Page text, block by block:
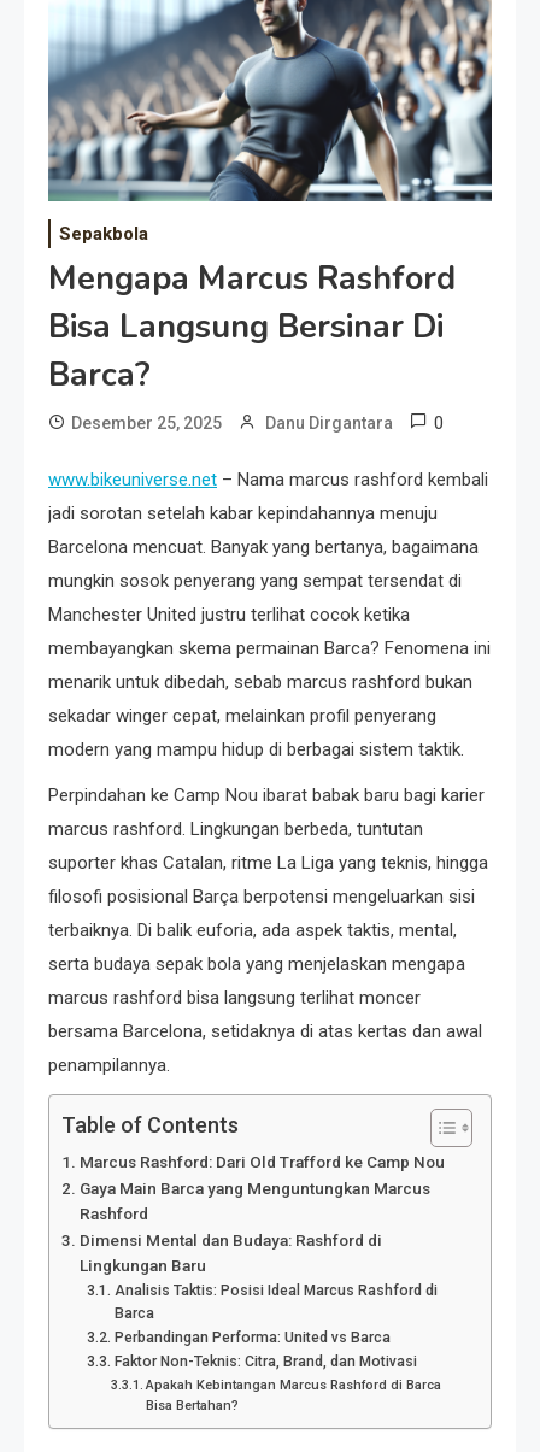
Event Besar
Sepakbola
Mengapa Marcus Rashford
Bisa Langsung Bersinar Di
Barca?
Desember 25, 2025 Danu Dirgantara 0
www.bikeuniverse.net – Nama marcus rashford kembali
jadi sorotan setelah kabar kepindahannya menuju
Barcelona mencuat. Banyak yang bertanya, bagaimana
mungkin sosok penyerang yang sempat tersendat di
Manchester United justru terlihat cocok ketika
membayangkan skema permainan Barca? Fenomena ini
menarik untuk dibedah, sebab marcus rashford bukan
sekadar winger cepat, melainkan profil penyerang
modern yang mampu hidup di berbagai sistem taktik.
Perpindahan ke Camp Nou ibarat babak baru bagi karier
marcus rashford. Lingkungan berbeda, tuntutan
suporter khas Catalan, ritme La Liga yang teknis, hingga
filosofi posisional Barça berpotensi mengeluarkan sisi
terbaiknya. Di balik euforia, ada aspek taktis, mental,
serta budaya sepak bola yang menjelaskan mengapa
marcus rashford bisa langsung terlihat moncer
bersama Barcelona, setidaknya di atas kertas dan awal
penampilannya.
Table of Contents
Marcus Rashford: Dari Old Trafford ke Camp Nou
Gaya Main Barca yang Menguntungkan Marcus
Rashford
Dimensi Mental dan Budaya: Rashford di
Lingkungan Baru
Analisis Taktis: Posisi Ideal Marcus Rashford di
Barca
Perbandingan Performa: United vs Barca
Faktor Non-Teknis: Citra, Brand, dan Motivasi
Apakah Kebintangan Marcus Rashford di Barca
Bisa Bertahan?